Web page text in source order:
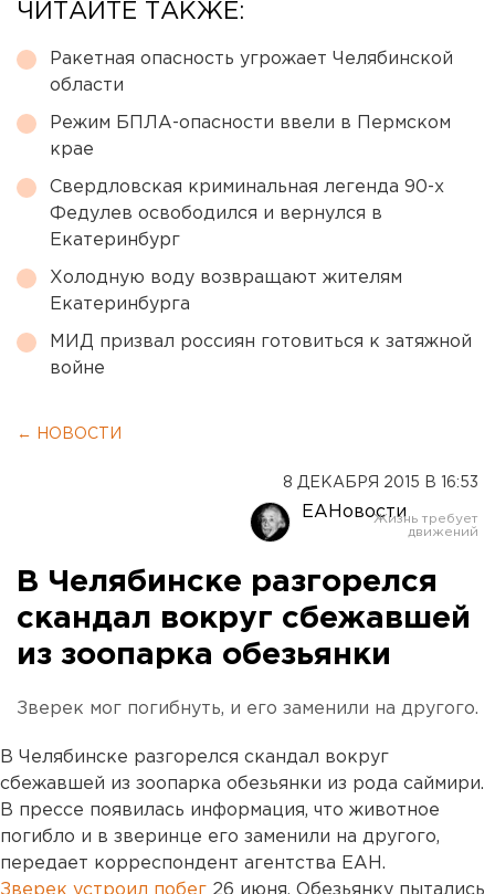
ЧИТАЙТЕ ТАКЖЕ:
Ракетная опасность угрожает Челябинской
области
Режим БПЛА-опасности ввели в Пермском
крае
Свердловская криминальная легенда 90-х
Федулев освободился и вернулся в
Екатеринбург
Холодную воду возвращают жителям
Екатеринбурга
МИД призвал россиян готовиться к затяжной
войне
← НОВОСТИ
8 ДЕКАБРЯ 2015 В 16:53
ЕАНовости
В Челябинске разгорелся
скандал вокруг сбежавшей
из зоопарка обезьянки
Зверек мог погибнуть, и его заменили на другого.
В Челябинске разгорелся скандал вокруг
сбежавшей из зоопарка обезьянки из рода саймири.
В прессе появилась информация, что животное
погибло и в зверинце его заменили на другого,
передает корреспондент агентства ЕАН.
Зверек устроил побег 26 июня. Обезьянку пытались